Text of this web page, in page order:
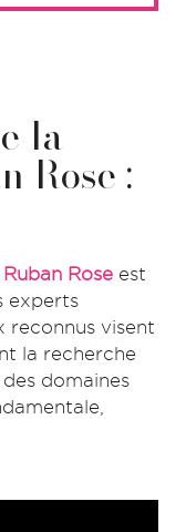
la
Rose :
Rose est
experts
reconnus visent
la recherche
domaines